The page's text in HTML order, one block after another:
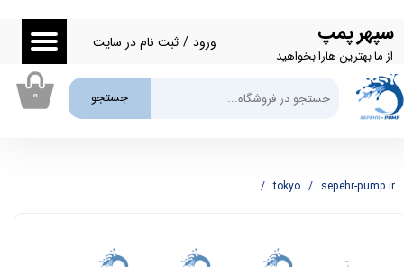
سپهر پمپ
از ما بهترین هارا بخواهید
جستجو
ورود / ثبت نام در سایت
حساب کاربری من
تغییر گذر واژه
سفارشات
۰
sepehr-pump.ir
tokyo